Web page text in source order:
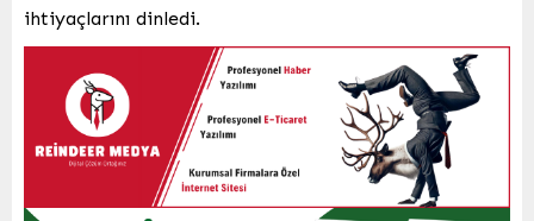
ihtiyaçlarını dinledi.